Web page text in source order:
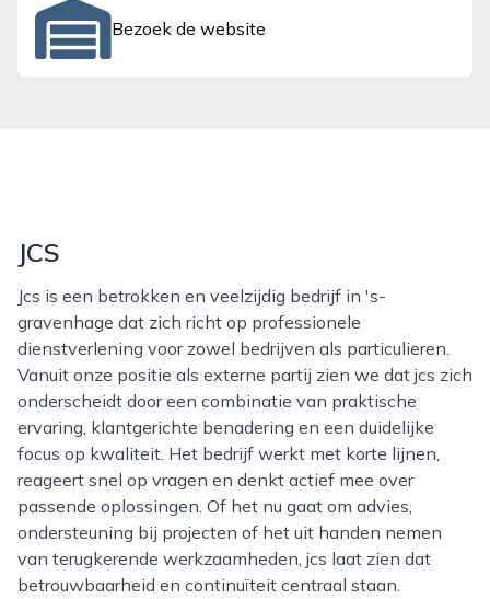
Bezoek de website
JCS
Jcs is een betrokken en veelzijdig bedrijf in 's-
gravenhage dat zich richt op professionele
dienstverlening voor zowel bedrijven als particulieren.
Vanuit onze positie als externe partij zien we dat jcs zich
onderscheidt door een combinatie van praktische
ervaring, klantgerichte benadering en een duidelijke
focus op kwaliteit. Het bedrijf werkt met korte lijnen,
reageert snel op vragen en denkt actief mee over
passende oplossingen. Of het nu gaat om advies,
ondersteuning bij projecten of het uit handen nemen
van terugkerende werkzaamheden, jcs laat zien dat
betrouwbaarheid en continuïteit centraal staan.